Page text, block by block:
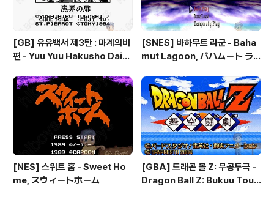
[GB] 유유백서 제3탄 : 마계의비
편 - Yuu Yuu Hakusho Dai-3
☆遊☆白書 第3弾 魔界の扉編
[SNES] 바하무트 라군 - Baha
mut Lagoon, バハムート ラ
[NES] 스위트 홈 - Sweet Ho
me, スウィートホーム
[GBA] 드래곤 볼 Z: 무공투극 -
Dragon Ball Z: Bukuu Toug